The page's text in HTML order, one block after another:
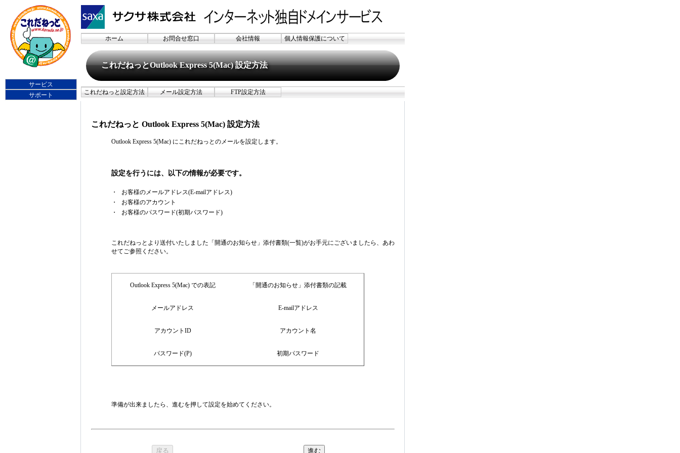
ホーム お問合せ窓口 会社情報 個人情報保護について
これだねっとOutlook Express 5(Mac) 設定方法
これだねっと設定方法 メール設定方法 FTP設定方法
これだねっと Outlook Express 5(Mac) 設定方法
Outlook Express 5(Mac) にこれだねっとのメールを設定します。
設定を行うには、以下の情報が必要です。
・
お客様のメールアドレス(E-mailアドレス)
・
お客様のアカウント
・
お客様のパスワード(初期パスワード)
これだねっとより送付いたしました「開通のお知らせ」添付書類(一覧)がお手元にございましたら、あわ
せてご参照ください。
Outlook Express 5(Mac) での表記 「開通のお知らせ」添付書類の記載
メールアドレス E-mailアドレス
アカウントID アカウント名
パスワード(P) 初期パスワード
準備が出来ましたら、進むを押して設定を始めてください。
サービス
サポート